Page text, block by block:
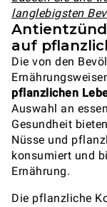
langlebigsten
auf
Die von den
pflanzlichen
Auswahl an
Gesundheit
Nüsse und
konsumiert und
Ernährung.
Die pflanzliche